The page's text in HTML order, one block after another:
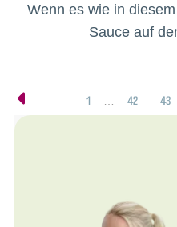
Wenn es wie in
Sauce auf
1 42 43